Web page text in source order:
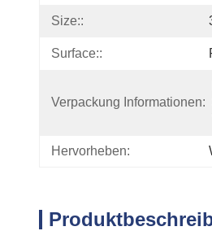
Size::
Surface::
Verpackung Informationen:
Hervorheben: